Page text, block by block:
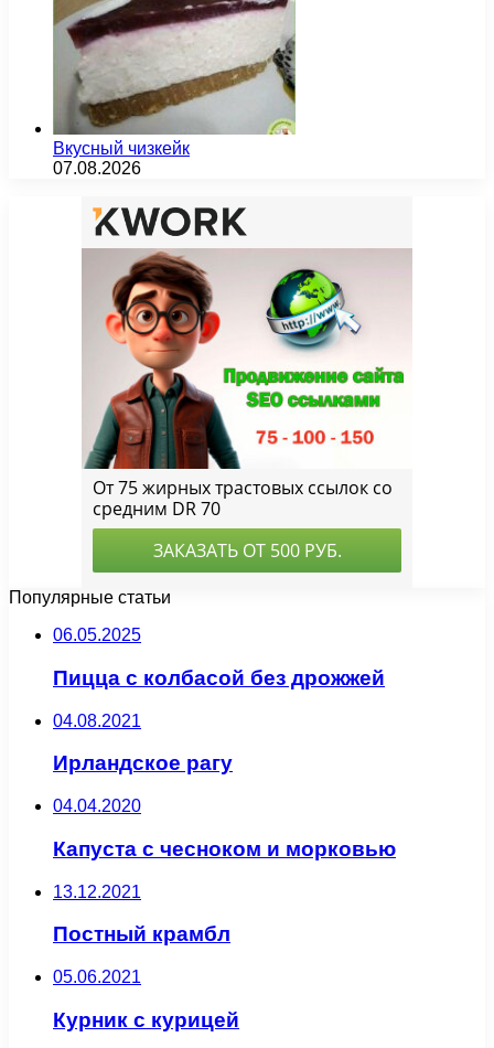
Вкусный чизкейк
07.08.2026
Популярные статьи
06.05.2025
Пицца с колбасой без дрожжей
04.08.2021
Ирландское рагу
04.04.2020
Капуста с чесноком и морковью
13.12.2021
Постный крамбл
05.06.2021
Курник с курицей